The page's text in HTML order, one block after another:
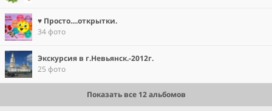
♥ Просто....открытки.
34 фото
Экскурсия в г.Невьянск.-2012г.
25 фото
Показать все 12 альбомов